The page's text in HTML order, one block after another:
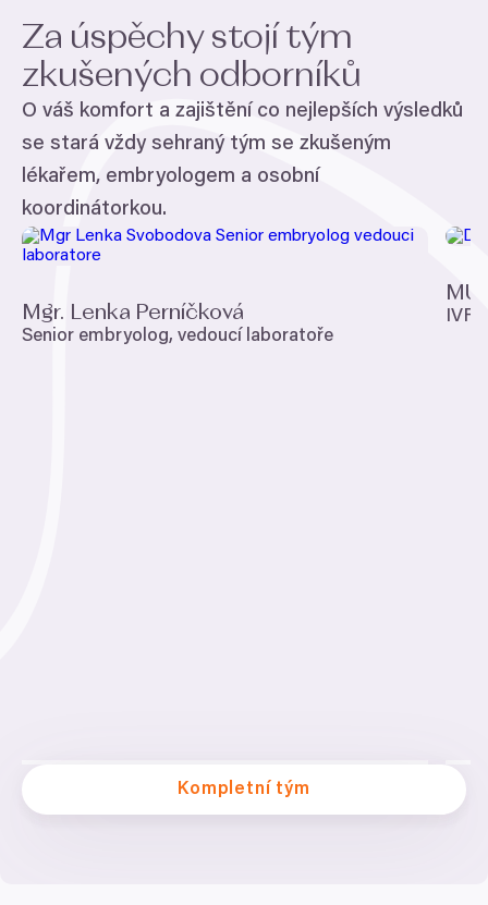
Za úspěchy stojí tým
zkušených odborníků
O váš komfort a zajištění co nejlepších výsledků
se stará vždy sehraný tým se zkušeným
lékařem, embryologem a osobní
koordinátorkou.
Mgr. Lenka Perníčková
Senior embryolog, vedoucí laboratoře
IVF
Kompletní tým